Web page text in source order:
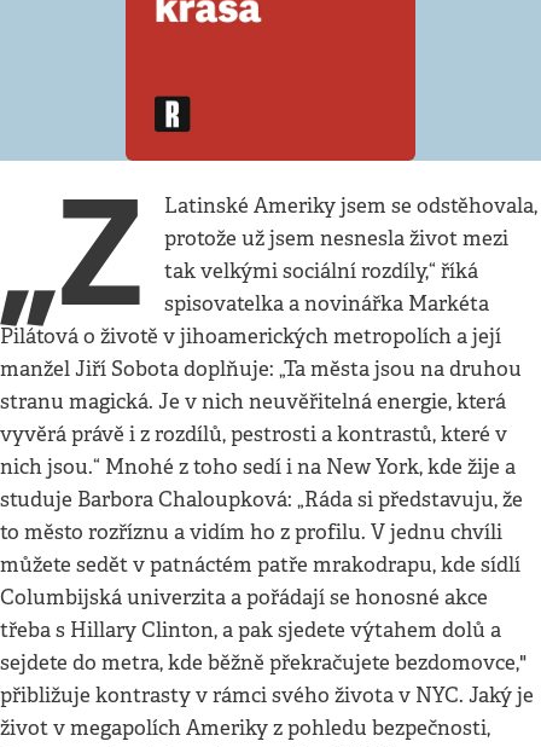
„Z
Latinské Ameriky jsem se odstěhovala,
protože už jsem nesnesla život mezi
tak velkými sociální rozdíly,“ říká
spisovatelka a novinářka Markéta
Pilátová o životě v jihoamerických metropolích a její
manžel Jiří Sobota doplňuje: „Ta města jsou na druhou
stranu magická. Je v nich neuvěřitelná energie, která
vyvěrá právě i z rozdílů, pestrosti a kontrastů, které v
nich jsou.“ Mnohé z toho sedí i na New York, kde žije a
studuje Barbora Chaloupková: „Ráda si představuju, že
to město rozříznu a vidím ho z profilu. V jednu chvíli
můžete sedět v patnáctém patře mrakodrapu, kde sídlí
Columbijská univerzita a pořádají se honosné akce
třeba s Hillary Clinton, a pak sjedete výtahem dolů a
sejdete do metra, kde běžně překračujete bezdomovce,"
přibližuje kontrasty v rámci svého života v NYC. Jaký je
život v megapolích Ameriky z pohledu bezpečnosti,